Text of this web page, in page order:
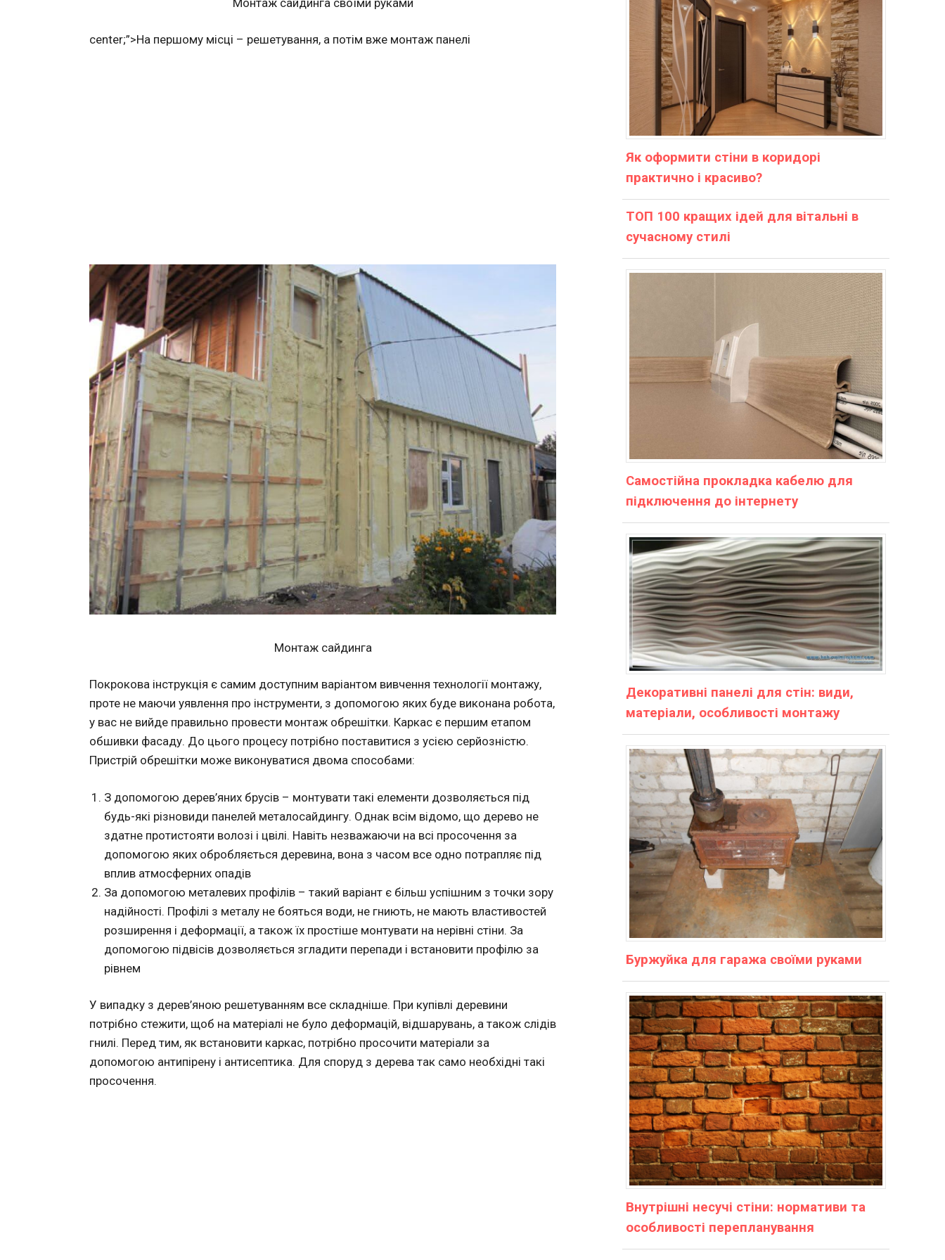
center;”>На першому місці – решетування, а потім вже монтаж панелі
Монтаж сайдинга
Покрокова інструкція є самим доступним варіантом вивчення технології монтажу,
проте не маючи уявлення про інструменти, з допомогою яких буде виконана робота,
у вас не вийде правильно провести монтаж обрешітки. Каркас є першим етапом
обшивки фасаду. До цього процесу потрібно поставитися з усією серйозністю.
Пристрій обрешітки може виконуватися двома способами:
З допомогою дерев’яних брусів – монтувати такі елементи дозволяється під
будь-які різновиди панелей металосайдингу. Однак всім відомо, що дерево не
здатне протистояти волозі і цвілі. Навіть незважаючи на всі просочення за
допомогою яких обробляється деревина, вона з часом все одно потрапляє під
вплив атмосферних опадів
За допомогою металевих профілів – такий варіант є більш успішним з точки зору
надійності. Профілі з металу не бояться води, не гниють, не мають властивостей
розширення і деформації, а також їх простіше монтувати на нерівні стіни. За
допомогою підвісів дозволяється згладити перепади і встановити профілю за
рівнем
У випадку з дерев’яною решетуванням все складніше. При купівлі деревини
потрібно стежити, щоб на матеріалі не було деформацій, відшарувань, а також слідів
гнилі. Перед тим, як встановити каркас, потрібно просочити матеріали за
допомогою антипірену і антисептика. Для споруд з дерева так само необхідні такі
просочення.
Як оформити стіни в коридорі
практично і красиво?
ТОП 100 кращих ідей для вітальні в
сучасному стилі
Самостійна прокладка кабелю для
підключення до інтернету
Декоративні панелі для стін: види,
матеріали, особливості монтажу
Буржуйка для гаража своїми руками
Внутрішні несучі стіни: нормативи та
особливості перепланування